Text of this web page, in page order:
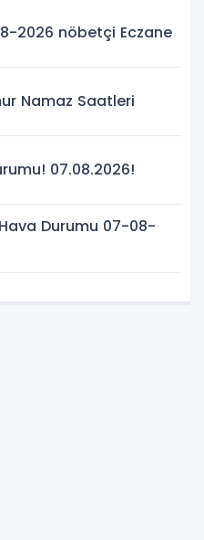
2026 nöbetçi Eczane
Namaz Saatleri
07.08.2026!
Durumu 07-08-